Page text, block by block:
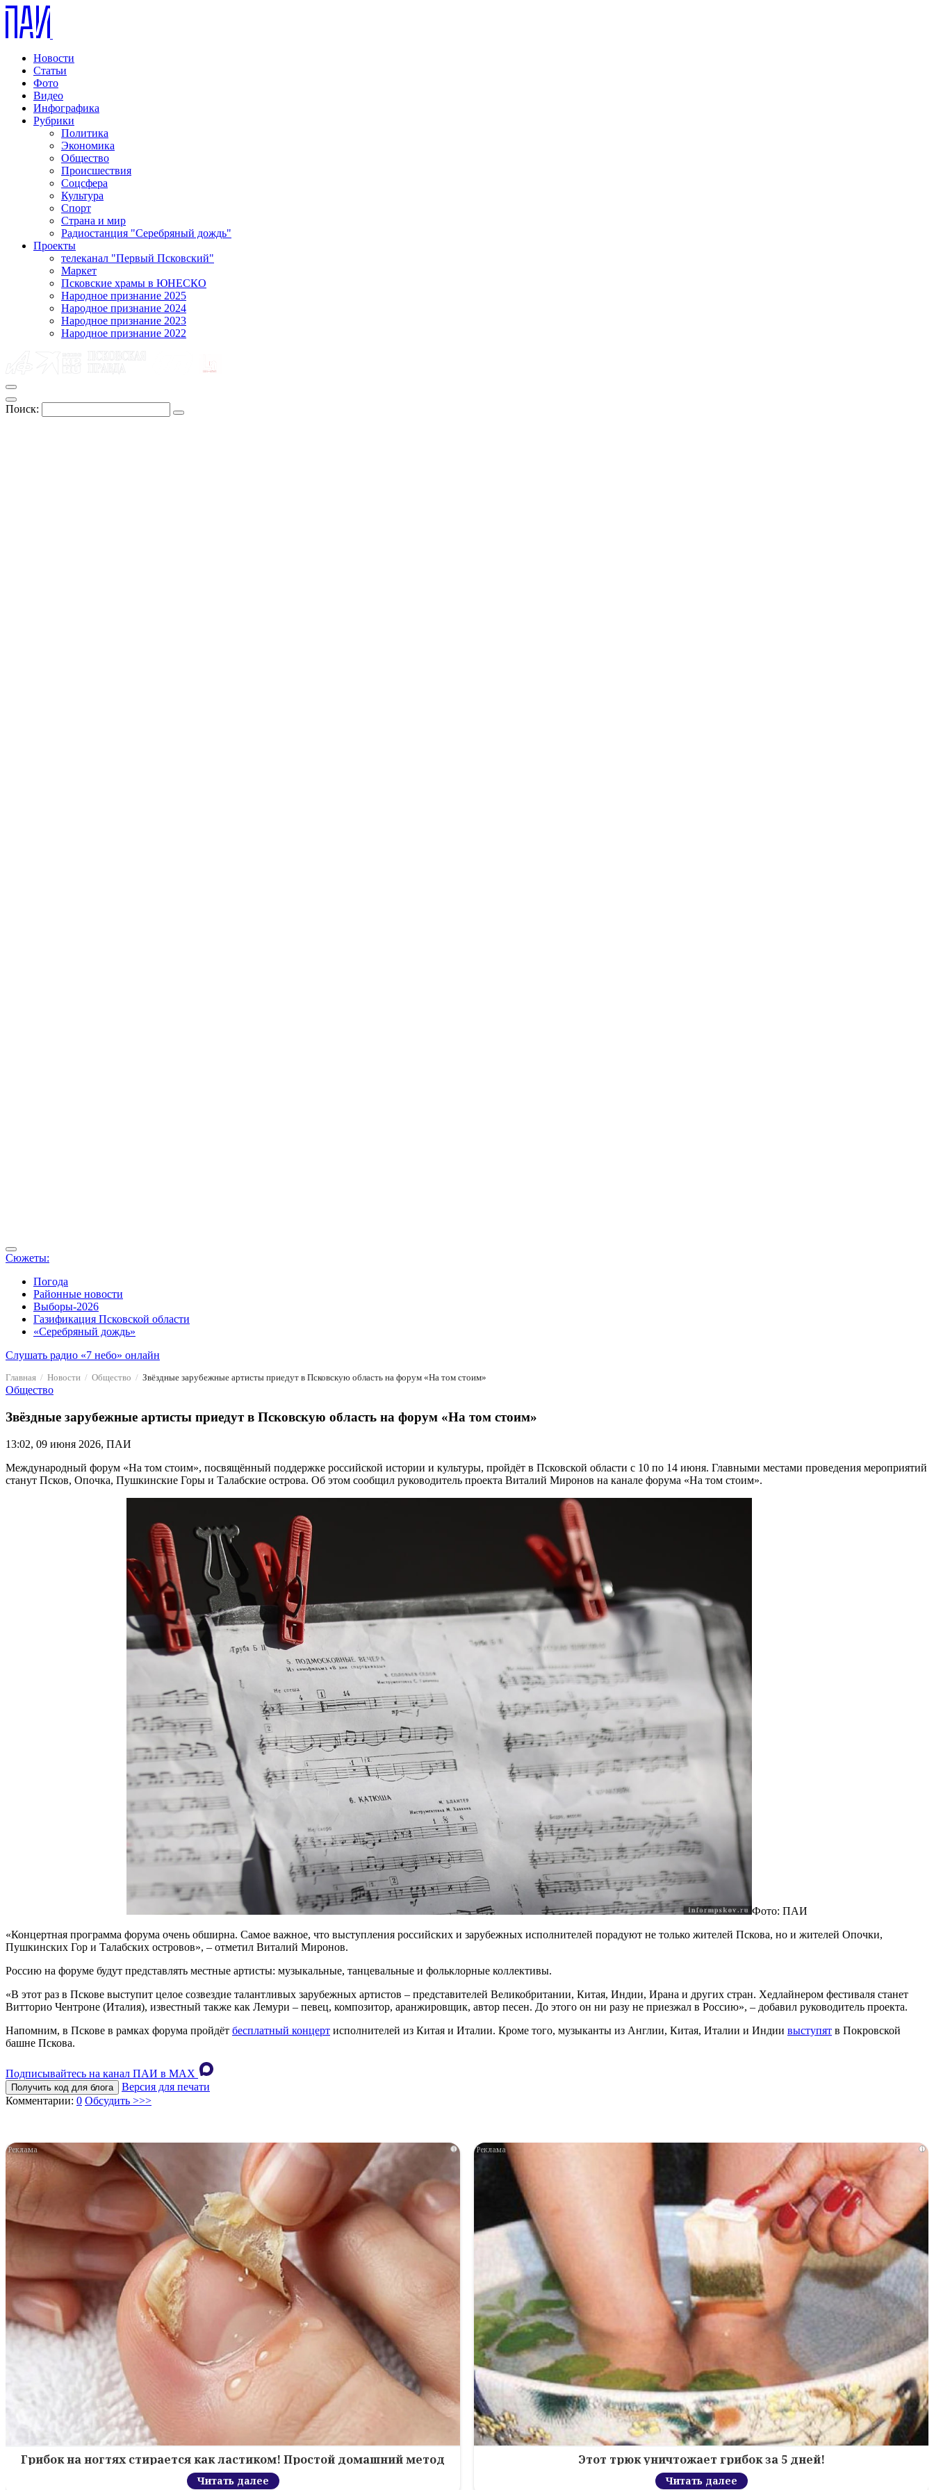
Новости
Статьи
Фото
Видео
Инфографика
Рубрики
Политика
Экономика
Общество
Происшествия
Соцсфера
Культура
Спорт
Страна и мир
Радиостанция "Серебряный дождь"
Проекты
телеканал "Первый Псковский"
Маркет
Псковские храмы в ЮНЕСКО
Народное признание 2025
Народное признание 2024
Народное признание 2023
Народное признание 2022
Поиск:
Сюжеты:
Погода
Районные новости
Выборы-2026
Газификация Псковской области
«Серебряный дождь»
Слушать радио «7 небо» онлайн
Главная Новости Общество Звёздные зарубежные артисты приедут в Псковскую область на форум «На том стоим»
Общество
Звёздные зарубежные артисты приедут в Псковскую область на форум «На том стоим»
13:02, 09 июня 2026, ПАИ
Международный форум «На том стоим», посвящённый поддержке российской истории и культуры, пройдёт в Псковской области с 10 по 14 июня. Главными местами проведения мероприятий
станут Псков, Опочка, Пушкинские Горы и Талабские острова. Об этом сообщил руководитель проекта Виталий Миронов на канале форума «На том стоим».
Фото: ПАИ
«Концертная программа форума очень обширна. Самое важное, что выступления российских и зарубежных исполнителей порадуют не только жителей Пскова, но и жителей Опочки,
Пушкинских Гор и Талабских островов», – отметил Виталий Миронов.
Россию на форуме будут представлять местные артисты: музыкальные, танцевальные и фольклорные коллективы.
«В этот раз в Пскове выступит целое созвездие талантливых зарубежных артистов – представителей Великобритании, Китая, Индии, Ирана и других стран. Хедлайнером фестиваля станет
Витторио Чентроне (Италия), известный также как Лемури – певец, композитор, аранжировщик, автор песен. До этого он ни разу не приезжал в Россию», – добавил руководитель проекта.
Напомним, в Пскове в рамках форума пройдёт бесплатный концерт исполнителей из Китая и Италии. Кроме того, музыканты из Англии, Китая, Италии и Индии выступят в Покровской
башне Пскова.
Подписывайтесь на канал ПАИ в MAХ
Получить код для блога
Версия для печати
Комментарии: 0 Обсудить >>>
i
Грибок на ногтях стирается как ластиком! Простой домашний метод
Читать далее
i
Этот трюк уничтожает грибок за 5 дней!
Читать далее